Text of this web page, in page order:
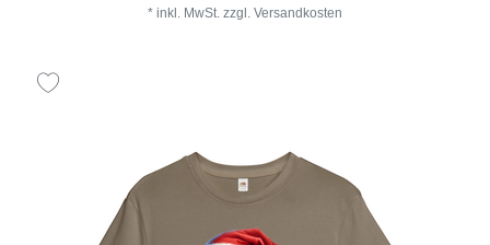
* inkl. MwSt. zzgl. Versandkosten